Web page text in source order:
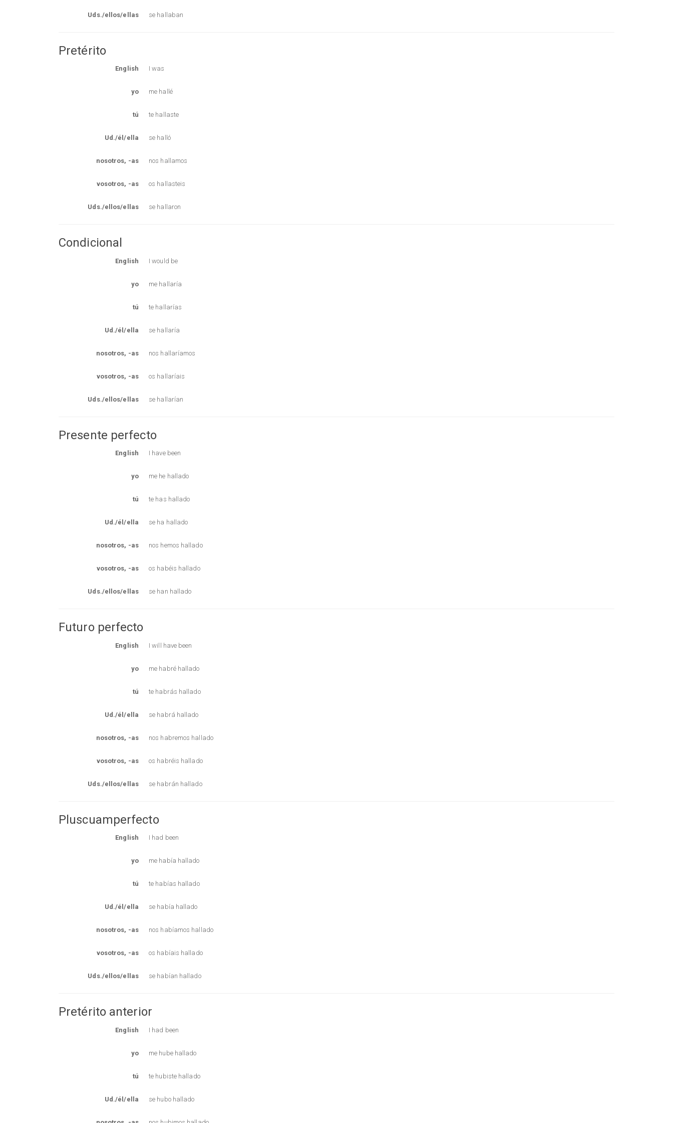
Uds./ellos/ellas se hallaban
Pretérito
English I was
yo me hallé
tú te hallaste
Ud./él/ella se halló
nosotros, -as nos hallamos
vosotros, -as os hallasteis
Uds./ellos/ellas se hallaron
Condicional
English I would be
yo me hallaría
tú te hallarías
Ud./él/ella se hallaría
nosotros, -as nos hallaríamos
vosotros, -as os hallaríais
Uds./ellos/ellas se hallarían
Presente perfecto
English I have been
yo me he hallado
tú te has hallado
Ud./él/ella se ha hallado
nosotros, -as nos hemos hallado
vosotros, -as os habéis hallado
Uds./ellos/ellas se han hallado
Futuro perfecto
English I will have been
yo me habré hallado
tú te habrás hallado
Ud./él/ella se habrá hallado
nosotros, -as nos habremos hallado
vosotros, -as os habréis hallado
Uds./ellos/ellas se habrán hallado
Pluscuamperfecto
English I had been
yo me había hallado
tú te habías hallado
Ud./él/ella se había hallado
nosotros, -as nos habíamos hallado
vosotros, -as os habíais hallado
Uds./ellos/ellas se habían hallado
Pretérito anterior
English I had been
yo me hube hallado
tú te hubiste hallado
Ud./él/ella se hubo hallado